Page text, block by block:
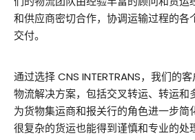
和供应商密切合作，协调运输过程的各
交付。
通过选择 CNS INTERTRANS，我们的
物流解决方案，包括交叉转运、转运和
为货物集运商和报关行的角色进一步简
很复杂的货运也能得到谨慎和专业的处